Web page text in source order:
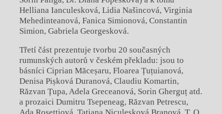
Helliana Ianculesková, Lidia Našincová, Virginia
Mehedinteanová, Fanica Simionová, Constantin
Simion, Gabriela Georgesková.
Třetí část prezentuje tvorbu 20 současných
rumunských autorů v českém překladu: jsou to
básníci Ciprian Măceșaru, Floarea Țuțuianová,
Denisa Pișková Duranová, Claudiu Komartin,
Răzvan Țupa, Adela Greceanová, Sorin Gherguț atd.
a prozaici Dumitru Tsepeneag, Răzvan Petrescu,